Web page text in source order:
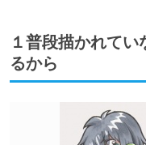
１普段描かれて
るから